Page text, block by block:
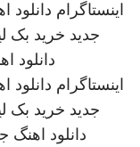
اینستاگرام دانلود
جدید خرید بک
دانلود
اینستاگرام دانلود
جدید خرید بک
دانلود اهنگ